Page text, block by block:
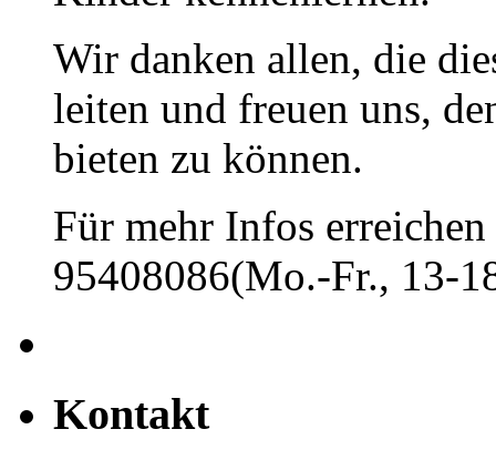
Wir danken allen, die
leiten und freuen uns,
bieten zu können.
Für mehr Infos
95408086(Mo.-Fr., 13-
Kontakt